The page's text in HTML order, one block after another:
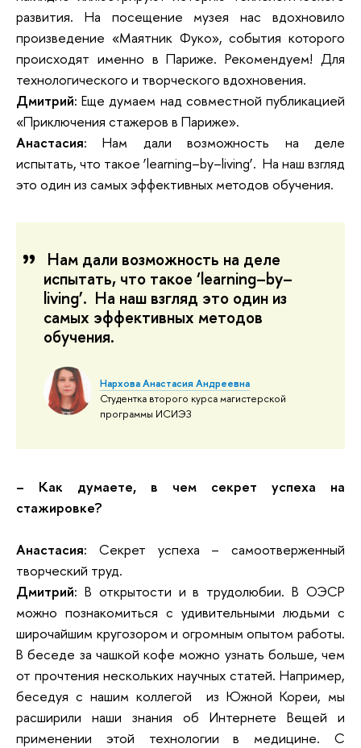
развития. На посещение музея нас вдохновило
произведение «Маятник Фуко», события которого
происходят именно в Париже. Рекомендуем! Для
технологического и творческого вдохновения.
Дмитрий: Еще думаем над совместной публикацией
«Приключения стажеров в Париже».
Анастасия: Нам дали возможность на деле
испытать, что такое ‘learning–by–living’. На наш взгляд
это один из самых эффективных методов обучения.
Нам дали возможность на деле
испытать, что такое ‘learning–by–
living’. На наш взгляд это один из
самых эффективных методов
обучения.
Нархова Анастасия Андреевна
Студентка второго курса магистерской
программы ИСИЭЗ
– Как думаете, в чем секрет успеха на
стажировке?
Анастасия: Секрет успеха – самоотверженный
творческий труд.
Дмитрий: В открытости и в трудолюбии. В ОЭСР
можно познакомиться с удивительными людьми с
широчайшим кругозором и огромным опытом работы.
В беседе за чашкой кофе можно узнать больше, чем
от прочтения нескольких научных статей. Например,
беседуя с нашим коллегой из Южной Кореи, мы
расширили наши знания об Интернете Вещей и
применении этой технологии в медицине. С